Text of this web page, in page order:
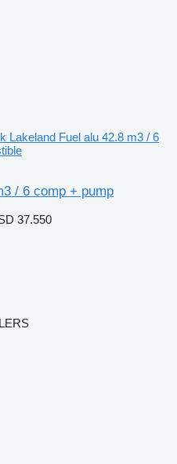
Lakeland Fuel alu 42.8 m3 / 6
/ 6 comp + pump
37.550